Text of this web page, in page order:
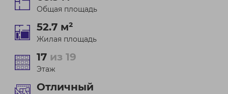
Общая площадь
52.7 м²
Жилая площадь
17 из 19
Этаж
Отличный